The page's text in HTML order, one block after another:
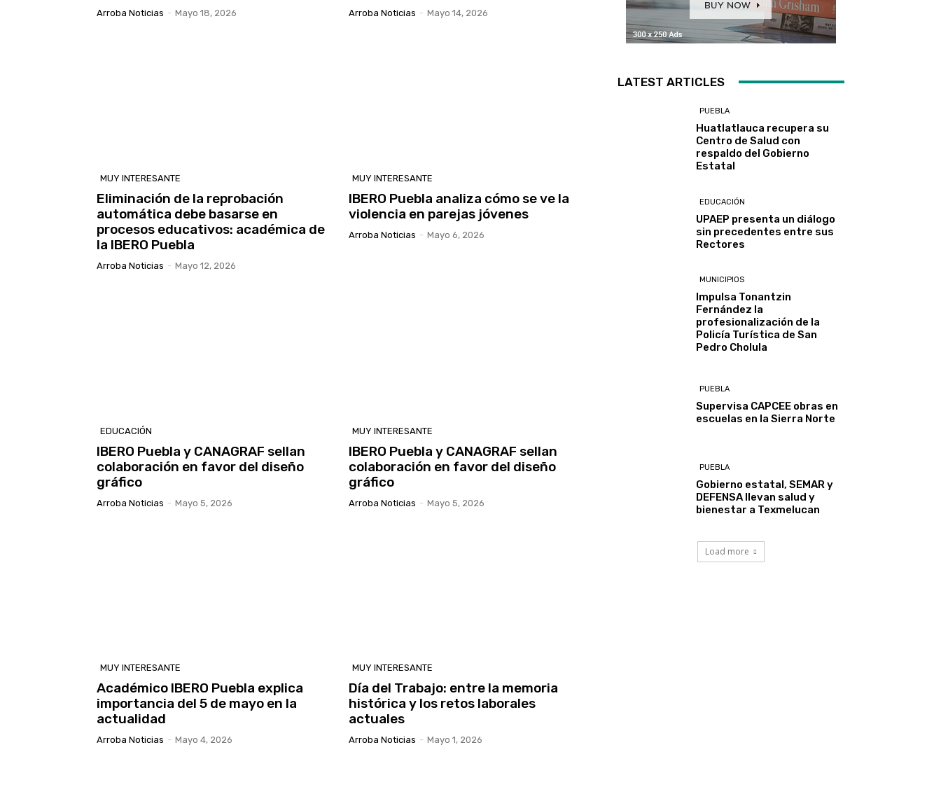
Arroba Noticias - Mayo 18, 2026 Arroba Noticias - Mayo 14, 2026
MUY INTERESANTE
Eliminación de la reprobación
automática debe basarse en
procesos educativos: académica de
la IBERO Puebla
Arroba Noticias - Mayo 12, 2026
MUY INTERESANTE
IBERO Puebla analiza cómo se ve la
violencia en parejas jóvenes
Arroba Noticias - Mayo 6, 2026
EDUCACIÓN
IBERO Puebla y CANAGRAF sellan
colaboración en favor del diseño
gráfico
Arroba Noticias - Mayo 5, 2026
MUY INTERESANTE
IBERO Puebla y CANAGRAF sellan
colaboración en favor del diseño
gráfico
Arroba Noticias - Mayo 5, 2026
MUY INTERESANTE
Académico IBERO Puebla explica
importancia del 5 de mayo en la
actualidad
Arroba Noticias - Mayo 4, 2026
MUY INTERESANTE
Día del Trabajo: entre la memoria
histórica y los retos laborales
actuales
Arroba Noticias - Mayo 1, 2026
LATEST ARTICLES
PUEBLA
Huatlatlauca recupera su
Centro de Salud con
respaldo del Gobierno
Estatal
EDUCACIÓN
UPAEP presenta un diálogo
sin precedentes entre sus
Rectores
MUNICIPIOS
Impulsa Tonantzin
Fernández la
profesionalización de la
Policía Turística de San
Pedro Cholula
PUEBLA
Supervisa CAPCEE obras en
escuelas en la Sierra Norte
PUEBLA
Gobierno estatal, SEMAR y
DEFENSA llevan salud y
bienestar a Texmelucan
Load more